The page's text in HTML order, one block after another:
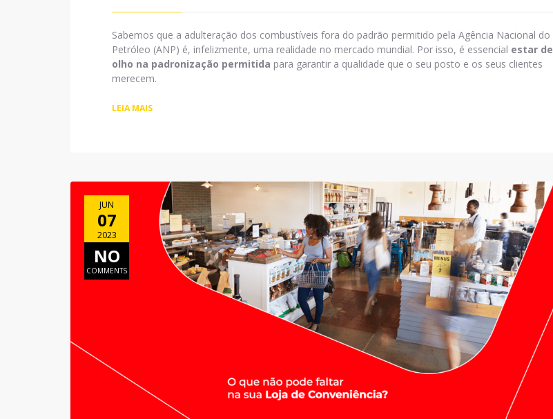
Sabemos que a adulteração dos combustíveis fora do padrão permitido pela Agência Nacional do
Petróleo (ANP) é, infelizmente, uma realidade no mercado mundial. Por isso, é essencial estar de
olho na padronização permitida para garantir a qualidade que o seu posto e os seus clientes
merecem.
LEIA MAIS
JUN
07
2023
NO
COMMENTS